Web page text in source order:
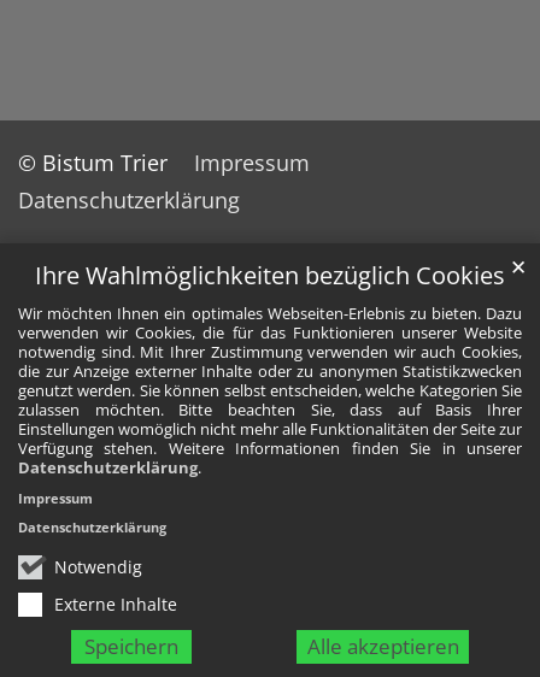
Ihre Wahlmöglichkeiten bezüglich Cookies
Wir möchten Ihnen ein optimales Webseiten-Erlebnis zu bieten. Dazu
verwenden wir Cookies, die für das Funktionieren unserer Website
notwendig sind. Mit Ihrer Zustimmung verwenden wir auch Cookies,
die zur Anzeige externer Inhalte oder zu anonymen Statistikzwecken
genutzt werden. Sie können selbst entscheiden, welche Kategorien Sie
zulassen möchten. Bitte beachten Sie, dass auf Basis Ihrer
Einstellungen womöglich nicht mehr alle Funktionalitäten der Seite zur
Verfügung stehen. Weitere Informationen finden Sie in unserer
Datenschutzerklärung.
Notwendig
Externe Inhalte
Speichern Alle akzeptieren
✕
Impressum
Datenschutzerklärung
© Bistum Trier
Impressum
Datenschutzerklärung